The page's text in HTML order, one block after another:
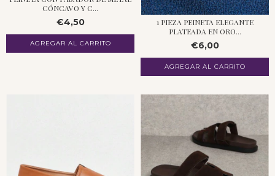
CÓNCAVO Y C...
€4,50
AGREGAR AL CARRITO
1 PIEZA PEINETA ELEGANTE
PLATEADA EN ORO...
€6,00